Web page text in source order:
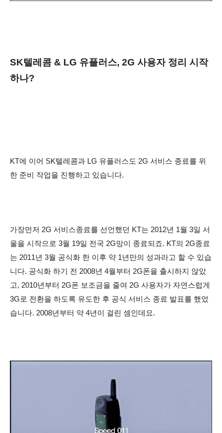
SK텔레콤 & LG 유플러스, 2G 사용자 정리 시작
하나?
KT에 이어 SK텔레콤과 LG 유플러스도 2G 서비스 종료를 위
한 준비 작업을 진행하고 있습니다.
가장먼저 2G 서비스종료를 선언했던 KT는 2012년 1월 3일 서
울을 시작으로 3월 19일 전국 2G망이 종료되죠. KT의 2G종료
는 2011년 3월 공식화 한 이후 약 1년만의 성과라고 할 수 있습
니다. 공식화 하기 전 2008년 4월부터 2G폰을 출시하지 않았
고, 2010년부터 2G폰 보조금을 줄여 2G 사용자가 자연스럽게
3G로 전환을 하도록 유도한 후 공식 서비스 종료 발표를 했었
습니다. 2008년부터 약 4년이 걸린 셈인데요.